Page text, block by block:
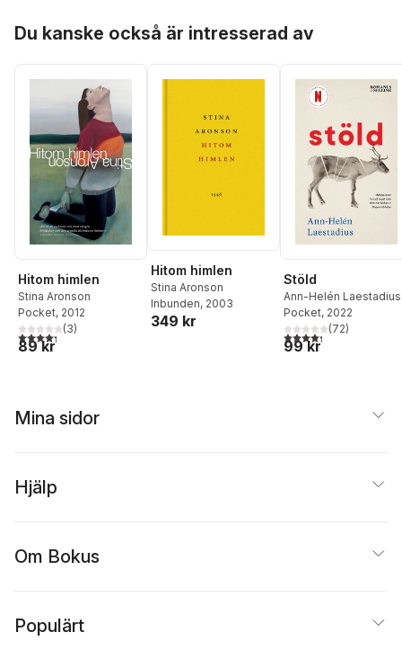
Du kanske också är intresserad av
Hitom himlen
Stina Aronson
Pocket, 2012
4,3utav 5 stjärnor. Totalt antal röster:
(3)
89 kr
Hitom himlen
Stina Aronson
Inbunden, 2003
349 kr
Stöld
Ann-Helén Laestadius
Pocket, 2022
4,3utav 5 stjärnor.
(72)
99 kr
Mina sidor
Hjälp
Om Bokus
Populärt